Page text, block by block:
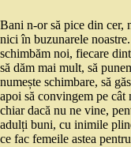
Bani n-or să pice din cer,
nici în buzunarele
schimbăm noi, fiecare
să dăm mai mult, să
numește schimbare, să
apoi să convingem pe
chiar dacă nu ne vine,
adulți buni, cu inimile
ce fac femeile astea